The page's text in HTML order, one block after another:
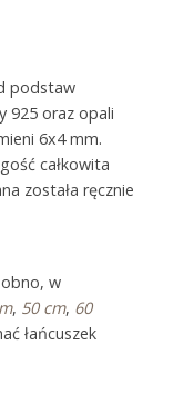
podstaw
925 oraz opali
6x4 mm.
całkowita
została ręcznie
w
, 50 cm, 60
łańcuszek